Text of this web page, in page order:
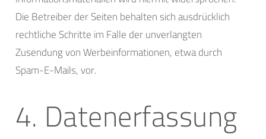
Die Betreiber der Seiten behalten sich ausdrücklich
rechtliche Schritte im Falle der unverlangten
Zusendung von Werbeinformationen, etwa durch
Spam-E-Mails, vor.
4. Datenerfassung